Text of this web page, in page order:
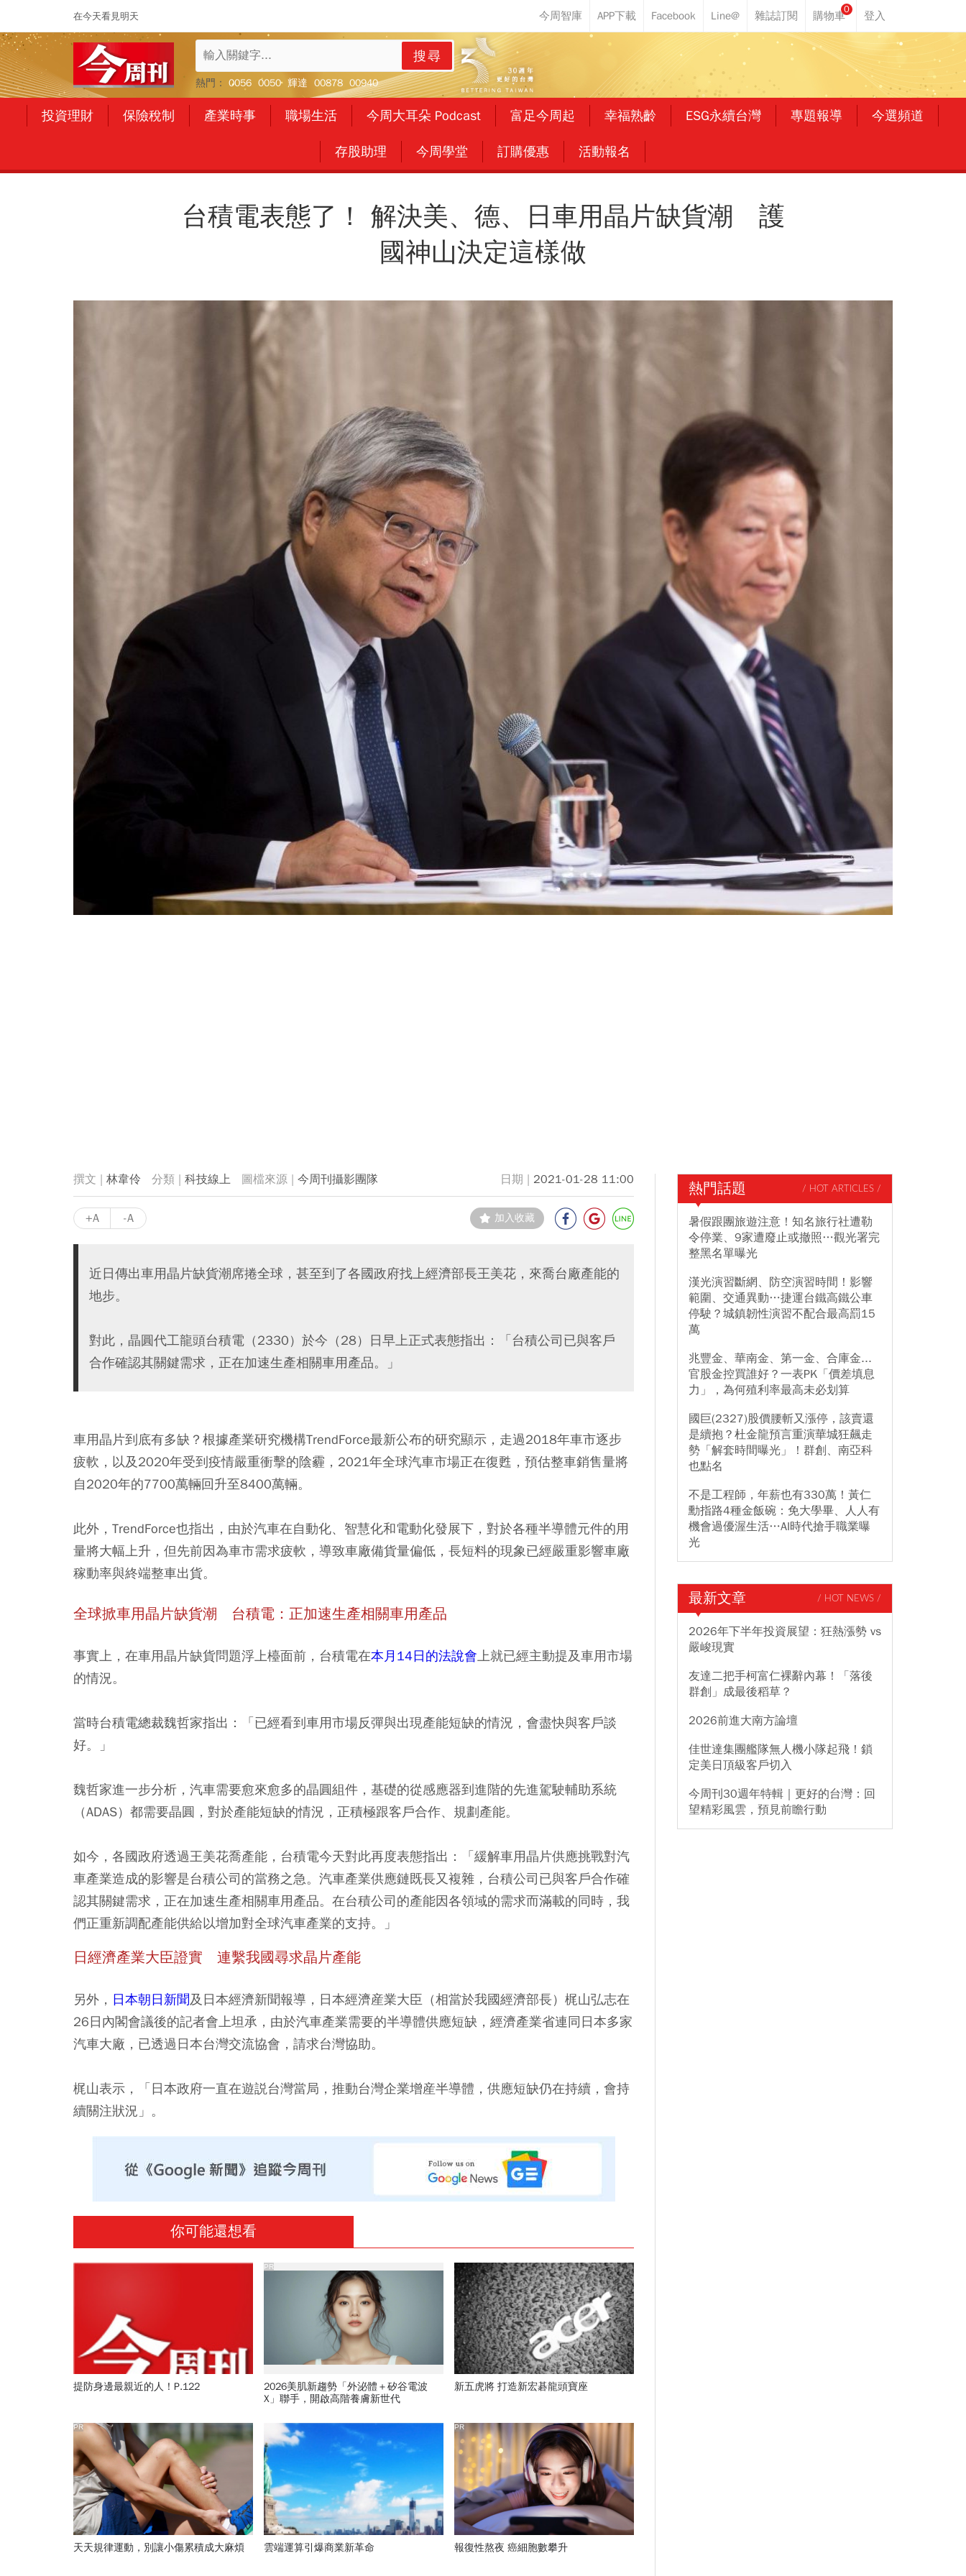
在今天看見明天
0
搜尋
熱門： 0056 0050 輝達 00878 00940
投資理財 保險稅制 產業時事 職場生活 今周大耳朵 Podcast 富足今周起 幸福熟齡 ESG永續台灣 專題報導 今選頻道
存股助理 今周學堂 訂購優惠 活動報名
台積電表態了！ 解決美、德、日車用晶片缺貨潮 護
國神山決定這樣做
林韋伶 科技線上 今周刊攝影團隊 2021-01-28 11:00
+A -A 加入收藏
近日傳出車用晶片缺貨潮席捲全球，甚至到了各國政府找上經濟部長王美花，來喬台廠產能的
地步。
對此，晶圓代工龍頭台積電（2330）於今（28）日早上正式表態指出：「台積公司已與客戶
合作確認其關鍵需求，正在加速生產相關車用產品。」
車用晶片到底有多缺？根據產業研究機構TrendForce最新公布的研究顯示，走過2018年車市逐步
疲軟，以及2020年受到疫情嚴重衝擊的陰霾， 2021年全球汽車市場正在復甦，預估整車銷售量將
自2020年的7700萬輛回升至8400萬輛。
此外，TrendForce也指出，由於汽車在自動化、智慧化和電動化發展下，對於各種半導體元件的用
量將大幅上升，但先前因為車市需求疲軟，導致車廠備貨量偏低， 長短料的現象已經嚴重影響車廠
稼動率與終端整車出貨。
全球掀車用晶片缺貨潮 台積電：正加速生產相關車用產品
事實上，在車用晶片缺貨問題浮上檯面前，台積電在本月14日的法說會 上就已經主動提及車用市場
的情況。
當時台積電總裁魏哲家指出：「已經看到車用市場反彈與出現產能短缺的情況，會盡快與客戶談
好。」
魏哲家進一步分析， 汽車需要愈來愈多的晶圓組件 ，基礎的從感應器到進階的先進駕駛輔助系統
（ADAS）都需要晶圓， 對於產能短缺的情況，正積極跟客戶合作、規劃產能。
如今，各國政府透過王美花喬產能，台積電今天對此再度表態指出：「緩解車用晶片供應挑戰對汽
車產業造成的影響是台積公司的當務之急。汽車產業供應鏈既長又複雜，台積公司已與客戶合作確
認其關鍵需求，正在加速生產相關車用產品。在台積公司的產能因各領域的需求而滿載的同時，我
們正重新調配產能供給以增加對全球汽車產業的支持。」
日經濟產業大臣證實 連繫我國尋求晶片產能
另外， 日本朝日新聞及日本經濟新聞報導，日本經濟産業大臣（相當於我國經濟部長）梶山弘志在
26日內閣會議後的記者會上坦承，由於汽車產業需要的半導體供應短缺，經濟產業省連同日本多家
汽車大廠，已透過日本台灣交流協會，請求台灣協助。
梶山表示，「日本政府一直在遊説台灣當局，推動台灣企業增産半導體，供應短缺仍在持續，會持
續關注狀況」。
你可能還想看
提防身邊最親近的人！P.122
2026美肌新趨勢「外泌體＋矽谷電波
X」聯手，開啟高階養膚新世代
PR
新五虎將 打造新宏碁龍頭寶座
天天規律運動，別讓小傷累積成大麻煩
PR
雲端運算引爆商業新革命 報復性熬夜 癌細胞數攀升
PR
熱門話題 / HOT ARTICLES /
暑假跟團旅遊注意！知名旅行社遭勒
令停業、9家遭廢止或撤照…觀光署完
整黑名單曝光
漢光演習斷網、防空演習時間！影響
範圍、交通異動…捷運台鐵高鐵公車
停駛？城鎮韌性演習不配合最高罰15
萬
兆豐金、華南金、第一金、合庫金...
官股金控買誰好？一表PK「價差填息
力」，為何殖利率最高未必划算
國巨(2327)股價腰斬又漲停，該賣還
是續抱？杜金龍預言重演華城狂飆走
勢「解套時間曝光」！群創、南亞科
也點名
不是工程師，年薪也有330萬！黃仁
勳指路4種金飯碗：免大學畢、人人有
機會過優渥生活…AI時代搶手職業曝
光
最新文章 / HOT NEWS /
2026年下半年投資展望：狂熱漲勢 vs
嚴峻現實
友達二把手柯富仁裸辭內幕！「落後
群創」成最後稻草？
2026前進大南方論壇
佳世達集團艦隊無人機小隊起飛！鎖
定美日頂級客戶切入
今周刊30週年特輯｜更好的台灣：回
望精彩風雲，預見前瞻行動